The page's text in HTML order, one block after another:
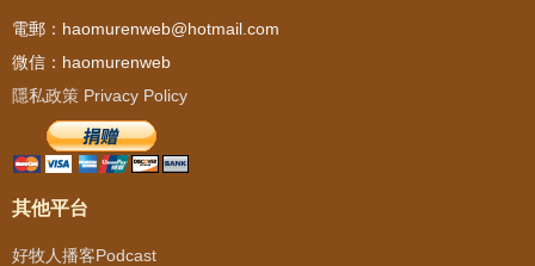
電郵：haomurenweb@hotmail.com
微信：haomurenweb
隱私政策 Privacy Policy
其他平台
好牧人播客Podcast